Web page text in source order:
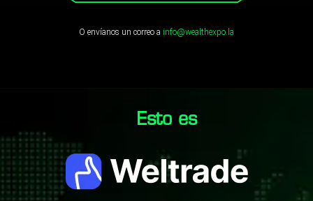
O envíanos un correo a info@wealthexpo.la
Esto es